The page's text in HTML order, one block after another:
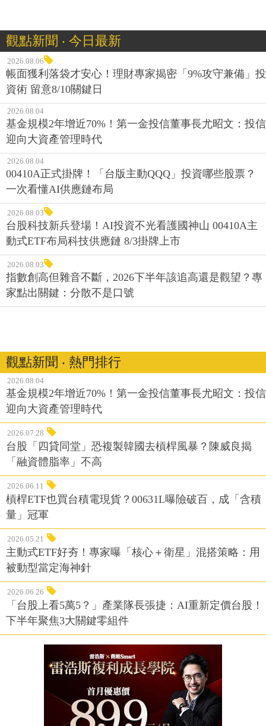
觀點新聞 ‧ 今日最新
2026.08.06
帳面獲利落袋才安心！理財專家揭密「9%攻守兼備」投
資術 留意8/10關鍵日
2026.08.04
基金規模2年增近70%！第一金投信董事長尤昭文：投信
迎向大資產管理時代
2026.08.04
00410A正式掛牌！「台版主動QQQ」投資哪些股票？
一次看懂AI供應鏈布局
2026.08.03
台股科技新兵登場！AI投資不光看護國神山 00410A主
動式ETF布局科技供應鏈 8/3掛牌上市
2026.08.03
指數創高但雜音不斷，2026下半年該追高還是觀望？專
家點出關鍵：分散不是口號
觀點新聞 ‧ 熱門排行
2026.08.04
基金規模2年增近70%！第一金投信董事長尤昭文：投信
迎向大資產管理時代
2026.07.28
台股「四貸同堂」恐複製韓國去槓桿風暴？陳威良揭
「融資體脂率」不高
2026.06.11
槓桿ETF也買台積電現貨？00631L曝險破百，成「含積
量」冠軍
2026.05.21
主動式ETF好夯！專家曝「核心＋衛星」混搭策略：用
被動型當定海神針
2026.06.26
「台股上看5萬5？」產業隊長張捷：AI重新定價台股！
下半年聚焦3大關鍵零組件